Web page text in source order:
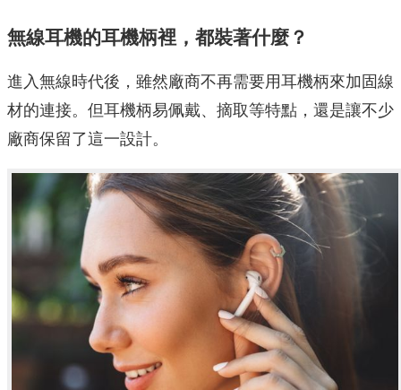
無線耳機的耳機柄裡，都裝著什麼？
進入無線時代後，雖然廠商不再需要用耳機柄來加固線
材的連接。但耳機柄易佩戴、摘取等特點，還是讓不少
廠商保留了這一設計。